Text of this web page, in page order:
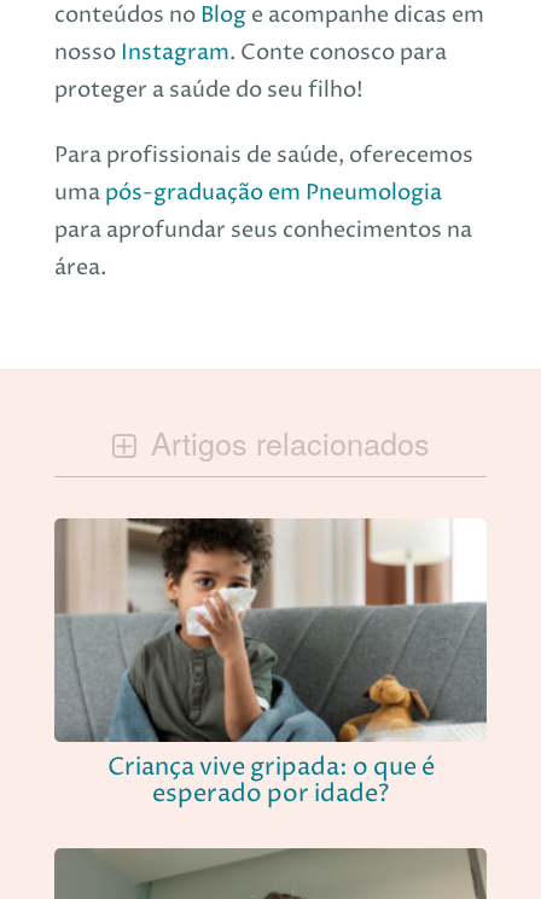
conteúdos no Bloge acompanhe dicas em
nosso Instagram. Conte conosco para
proteger a saúde do seu filho!
Para profissionais de saúde, oferecemos
uma pós-graduação em Pneumologia
para aprofundar seus conhecimentos na
área.
Artigos relacionados
Criança vive gripada: o que é
esperado por idade?